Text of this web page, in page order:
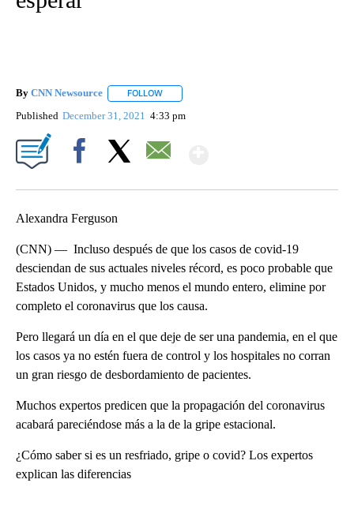
By CNN Newsource FOLLOW
Published December 31, 2021 4:33 pm
Alexandra Ferguson
(CNN) — Incluso después de que los casos de covid-19
desciendan de sus actuales niveles récord, es poco probable que
Estados Unidos, y mucho menos el mundo entero, elimine por
completo el coronavirus que los causa.
Pero llegará un día en el que deje de ser una pandemia, en el que
los casos ya no estén fuera de control y los hospitales no corran
un gran riesgo de desbordamiento de pacientes.
Muchos expertos predicen que la propagación del coronavirus
acabará pareciéndose más a la de la gripe estacional.
¿Cómo saber si es un resfriado, gripe o covid? Los expertos
explican las diferencias